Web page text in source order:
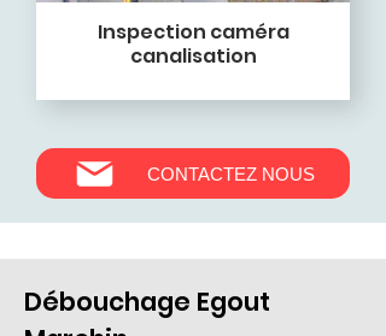
Inspection caméra
canalisation
CONTACTEZ NOUS
Débouchage Egout